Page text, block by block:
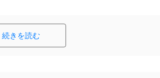
続きを読む